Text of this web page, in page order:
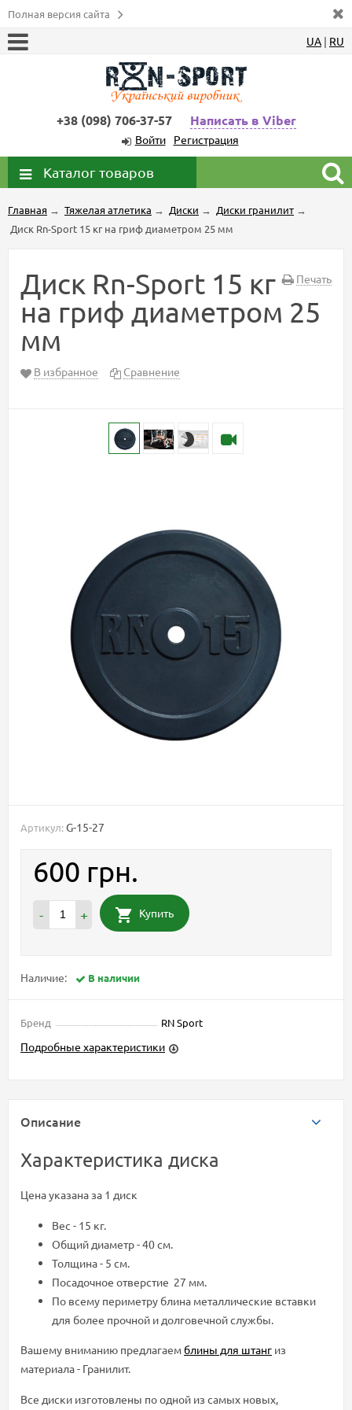
Полная версия сайта
UA | RU
+38 (098) 706-37-57 Написать в Viber
Войти Регистрация
Каталог товаров
Главная → Тяжелая атлетика → Диски → Диски гранилит →
Диск Rn-Sport 15 кг на гриф диаметром 25 мм
Печать
Диск Rn-Sport 15 кг
на гриф диаметром 25
мм
В избранное Сравнение
Артикул: G-15-27
600 грн.
- + Купить
Наличие: В наличии
Бренд RN Sport
Подробные характеристики
Описание
Характеристика диска
Цена указана за 1 диск
Вес - 15 кг.
Общий диаметр - 40 см.
Толщина - 5 см.
Посадочное отверстие 27 мм.
По всему периметру блина металлические вставки
для более прочной и долговечной службы.
Вашему вниманию предлагаемблины для штанг из
материала - Гранилит.
Все диски изготовлены по одной из самых новых,